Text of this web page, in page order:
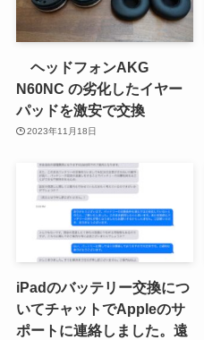
ヘッドフォンAKG
N60NC の劣化したイヤー
パッドを激安で交換
2023年11月18日
iPadのバッテリー交換につ
いてチャットでAppleのサ
ポートに連絡しました。遠